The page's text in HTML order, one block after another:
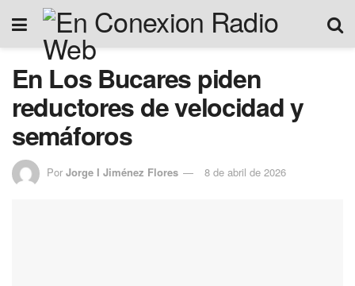
En Los Bucares piden
reductores de velocidad y
semáforos
Por Jorge I Jiménez Flores 8 de abril de 2026